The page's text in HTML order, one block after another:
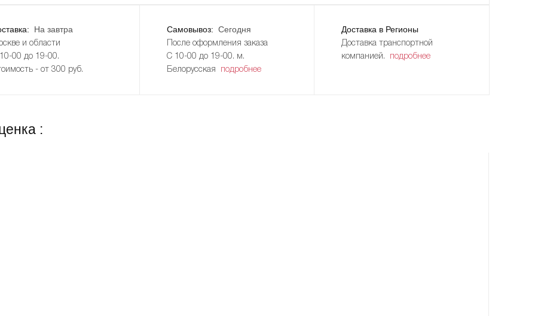
На завтра
и области
00 до 19-00.
- от 300 руб.
Самовывоз: Сегодня
После оформления заказа
С 10-00 до 19-00. м.
Белорусская
подробнее
Доставка в Регионы
Доставка транспортной
компанией. подробнее
: